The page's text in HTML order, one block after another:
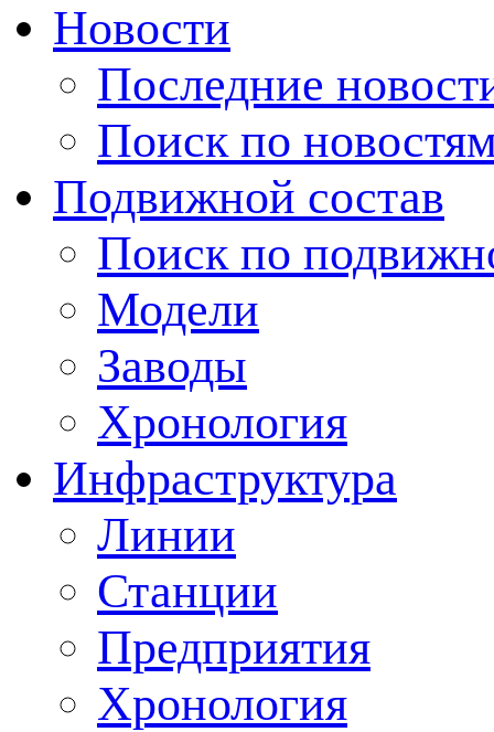
Новости
Последние
Поиск по
Подвижной состав
Поиск по
Модели
Заводы
Хронология
Инфраструктура
Линии
Станции
Предприятия
Хронология